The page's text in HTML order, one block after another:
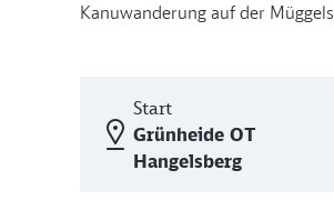
Kanuwanderung auf der
Start
Grünheide OT
Hangelsberg